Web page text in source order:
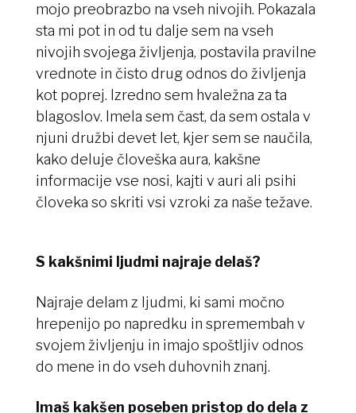
mojo preobrazbo na vseh nivojih. Pokazala
sta mi pot in od tu dalje sem na vseh
nivojih svojega življenja, postavila pravilne
vrednote in čisto drug odnos do življenja
kot poprej. Izredno sem hvaležna za ta
blagoslov. Imela sem čast, da sem ostala v
njuni družbi devet let, kjer sem se naučila,
kako deluje človeška aura, kakšne
informacije vse nosi, kajti v auri ali psihi
človeka so skriti vsi vzroki za naše težave.
S kakšnimi ljudmi najraje delaš?
Najraje delam z ljudmi, ki sami močno
hrepenijo po napredku in spremembah v
svojem življenju in imajo spoštljiv odnos
do mene in do vseh duhovnih znanj.
Imaš kakšen poseben pristop do dela z